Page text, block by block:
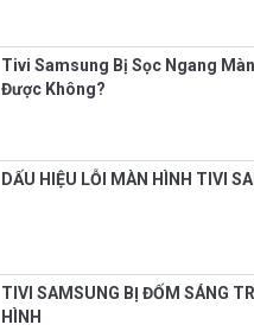
Tivi Samsung Bị Sọc Ngang
Được Không?
DẤU HIỆU LỖI MÀN HÌNH TIVI
TIVI SAMSUNG BỊ ĐỐM SÁNG
HÌNH